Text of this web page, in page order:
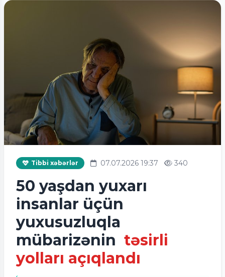
Tibbi xəbərlər 07.07.2026 19:37 340
50 yaşdan yuxarı
insanlar üçün
yuxusuzluqla
mübarizənin təsirli
yolları açıqlandı